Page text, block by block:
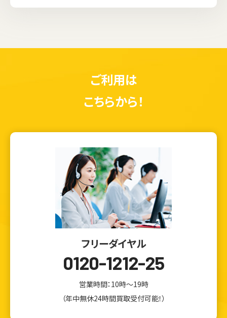
ご利用は
こちらから！
フリーダイヤル
0120-1212-25
営業時間：10時～19時
（年中無休24時間買取受付可能！）